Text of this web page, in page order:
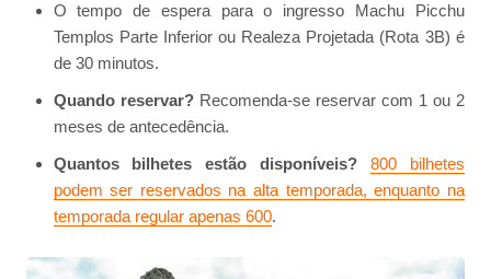
O tempo de espera para o ingresso Machu Picchu
Templos Parte Inferior ou Realeza Projetada (Rota 3B) é
de 30 minutos.
Quando reservar?Recomenda-se reservar com 1 ou 2
meses de antecedência.
Quantos bilhetes estão disponíveis?
800 bilhetes
podem ser reservados na alta temporada, enquanto na
temporada regular apenas 600.